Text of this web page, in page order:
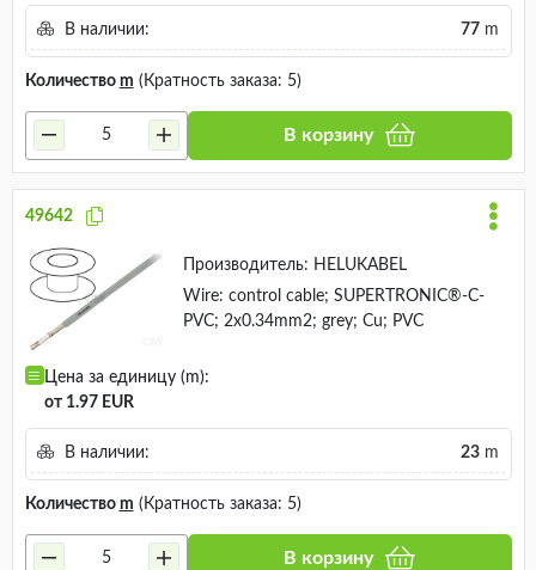
В наличии: 77m
Количество m (Кратность заказа: 5)
В корзину
49642
Производитель: HELUKABEL
Wire: control cable; SUPERTRONIC®-C-
PVC; 2x0.34mm2; grey; Cu; PVC
Цена за единицу (m):
от 1.97 EUR
В наличии: 23m
Количество m (Кратность заказа: 5)
В корзину